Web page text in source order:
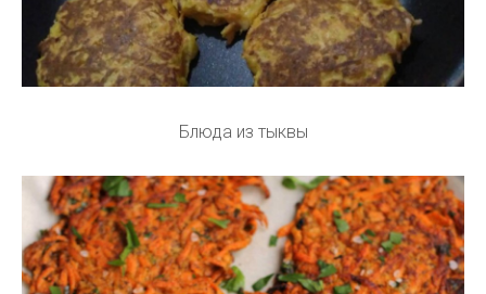
Блюда из тыквы